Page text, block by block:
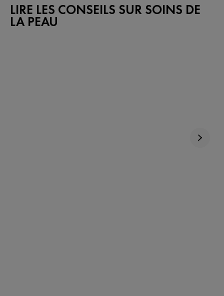
LIRE LES CONSEILS SUR SOINS DE
LA PEAU